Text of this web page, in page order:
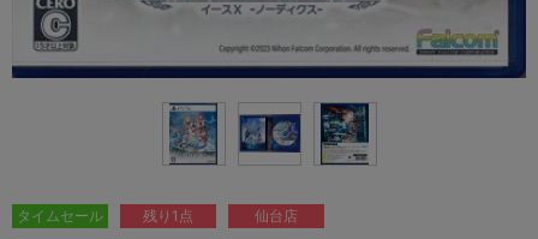
タイムセール 残り1点 仙台店